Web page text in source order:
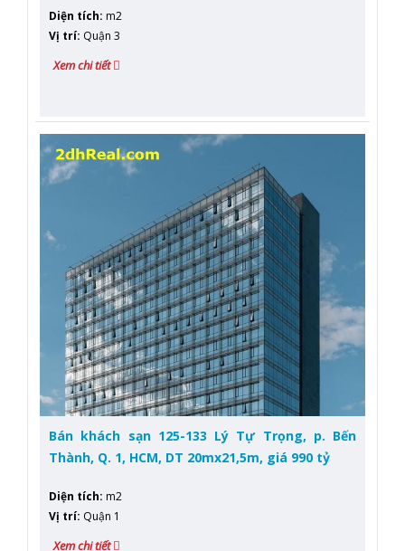
Diện tích: m2
Vị trí: Quận 3
Xem chi tiết
Bán khách sạn 125-133 Lý Tự Trọng, p. Bến
Thành, Q. 1, HCM, DT 20mx21,5m, giá 990 tỷ
Diện tích: m2
Vị trí: Quận 1
Xem chi tiết